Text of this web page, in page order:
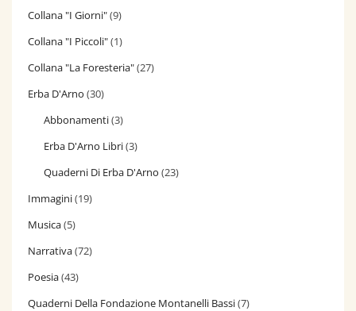
Collana "I Giorni"(9)
Collana "I Piccoli"(1)
Collana "La Foresteria"(27)
Erba D'Arno (30)
Abbonamenti(3)
Erba D'Arno Libri(3)
Quaderni Di Erba D'Arno (23)
Immagini(19)
Musica(5)
Narrativa(72)
Poesia(43)
Quaderni Della Fondazione Montanelli Bassi(7)